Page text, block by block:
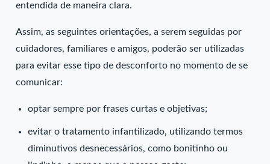
entendida de maneira clara.
Assim, as seguintes orientações, a serem seguidas por
cuidadores, familiares e amigos, poderão ser utilizadas
para evitar esse tipo de desconforto no momento de se
comunicar:
optar sempre por frases curtas e objetivas;
evitar o tratamento infantilizado, utilizando termos
diminutivos desnecessários, como bonitinho ou